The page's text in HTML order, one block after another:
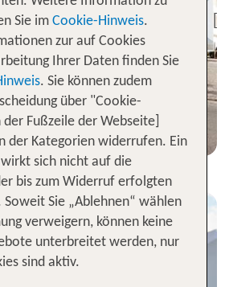
Hotel Dunamar
93 % Weiterempfehlung
7 Nächte, Ü, Ap
p.P. ab 172 €
Sie im Cookie-Hinweis.
zur auf Cookies
Ihrer Daten finden Sie
. Sie können zudem
über "Cookie-
Fußzeile der Webseite]
der Kategorien widerrufen. Ein
sich nicht auf die
bis zum Widerruf erfolgten
Soweit Sie „Ablehnen“ wählen
verweigern, können keine
unterbreitet werden, nur
sind aktiv.